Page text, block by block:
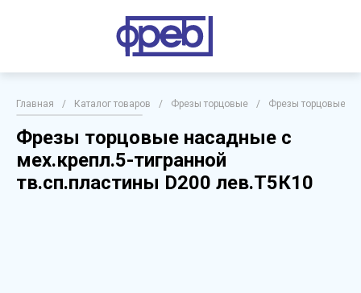
Главная / Каталог товаров / Фрезы торцовые / Фрезы торцовые
Фрезы торцовые насадные с
мех.крепл.5-тигранной
тв.сп.пластины D200 лев.Т5К10